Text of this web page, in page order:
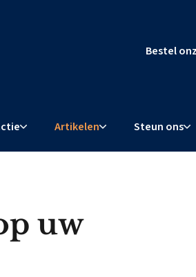
Bestel
Artikelen Steun ons
uw